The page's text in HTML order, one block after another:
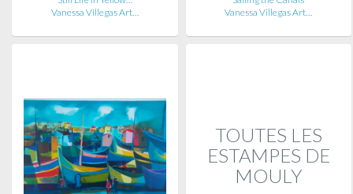
Vanessa Villegas Art…
Vanessa Villegas Art…
TOUTES LES
ESTAMPES DE
MOULY